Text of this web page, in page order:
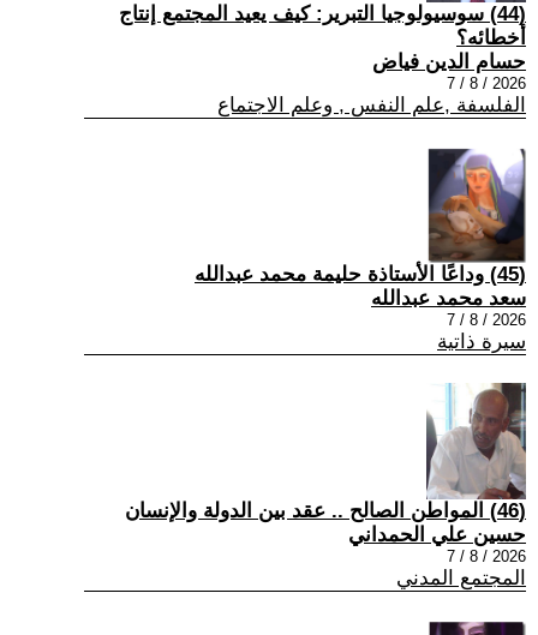
(44) سوسيولوجيا التبرير: كيف يعيد المجتمع إنتاج
أخطائه؟
حسام الدين فياض
2026 / 8 / 7
الفلسفة ,علم النفس , وعلم الاجتماع
(45) وداعًا الأستاذة حليمة محمد عبدالله
سعد محمد عبدالله
2026 / 8 / 7
سيرة ذاتية
(46) المواطن الصالح .. عقد بين الدولة والإنسان
حسين علي الحمداني
2026 / 8 / 7
المجتمع المدني